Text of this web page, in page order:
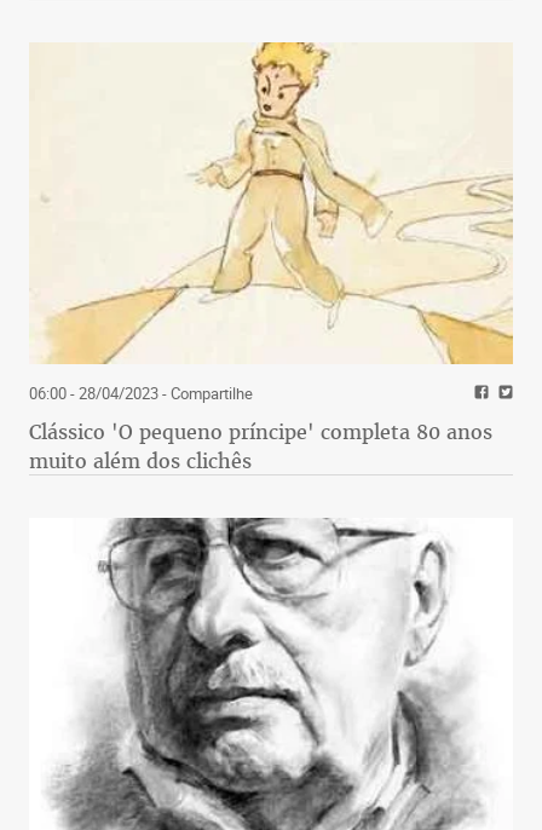
06:00 - 28/04/2023- Compartilhe
Clássico 'O pequeno príncipe' completa 80 anos
muito além dos clichês